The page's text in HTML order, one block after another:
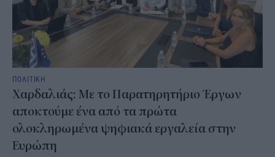
ΠΟΛΙΤΙΚΗ
Χαρδαλιάς: Με το Παρατηρητήριο Έργων
αποκτούμε ένα από τα πρώτα
ολοκληρωμένα ψηφιακά εργαλεία στην
Ευρώπη